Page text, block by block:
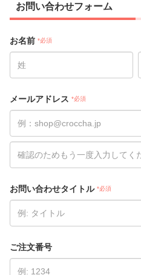
お問い合わせフォーム
お名前 *必須
メールアドレス *必須
お問い合わせタイトル *必須
ご注文番号